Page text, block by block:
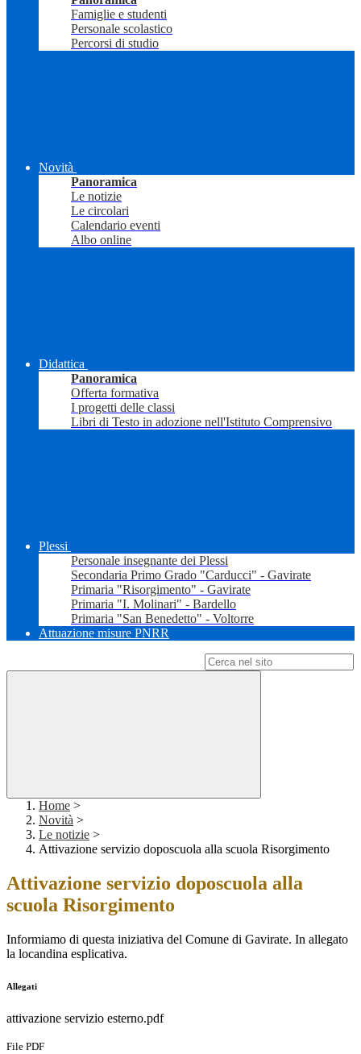
Famiglie e studenti
Personale scolastico
Percorsi di studio
Novità
Panoramica
Le notizie
Le circolari
Calendario eventi
Albo online
Didattica
Panoramica
Offerta formativa
I progetti delle classi
Libri di Testo in adozione nell'Istituto Comprensivo
Plessi
Personale insegnante dei Plessi
Secondaria Primo Grado "Carducci" - Gavirate
Primaria "Risorgimento" - Gavirate
Primaria "I. Molinari" - Bardello
Primaria "San Benedetto" - Voltorre
Attuazione misure PNRR
Home >
Novità >
Le notizie >
Attivazione servizio doposcuola alla scuola Risorgimento
Attivazione servizio doposcuola alla
scuola Risorgimento
Informiamo di questa iniziativa del Comune di Gavirate. In allegato
la locandina esplicativa.
Allegati
attivazione servizio esterno.pdf
File PDF